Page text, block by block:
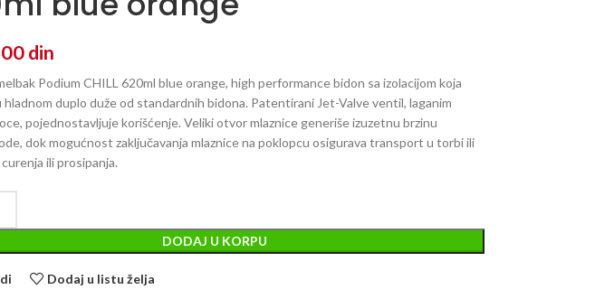
din
Podium CHILL 620ml blue orange, high performance bidon sa izolacijom koja
hladnom duplo duže od standardnih bidona. Patentirani Jet-Valve ventil, laganim
pojednostavljuje korišćenje. Veliki otvor mlaznice generiše izuzetnu brzinu
dok mogućnost zaključavanja mlaznice na poklopcu osigurava transport u torbi ili
ili prosipanja.
DODAJ U KORPU
Dodaj u listu želja